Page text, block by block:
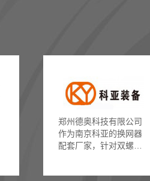
郑州德奥科技有限公司
作为南京科亚的换网器
配套厂家，针对双螺杆